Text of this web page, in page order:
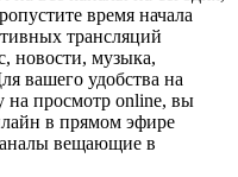
время начала
трансляций
новости, музыка,
вашего удобства на
на просмотр online, вы
в прямом эфире
вещающие в